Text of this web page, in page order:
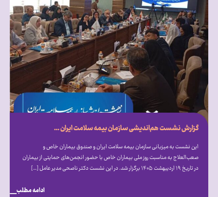
گزارش نشست هم‌‎اندیشی سازمان بیمه سلامت ایران با انجمن‏‌ها، کانون‎‌ها و نهادهای تخصصی حمایت از بیماران خاص و صعب‎‌العلاج
این نشست به میزبانی سازمان بیمه سلامت ایران و صندوق بیماران خاص و
صعب‎‌العلاج به مناسبت روز ملی بیماران خاص با حضور انجمن‎‌های حمایتی از بیماران
در تاریخ ۱۹ اردیبهشت ۱۴۰۵ برگزار شد. در این نشست دکتر ناصحی مدیر عامل […]
ادامه مطلب